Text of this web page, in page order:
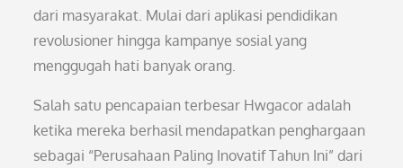
dari masyarakat. Mulai dari aplikasi pendidikan
revolusioner hingga kampanye sosial yang
menggugah hati banyak orang.
Salah satu pencapaian terbesar Hwgacor adalah
ketika mereka berhasil mendapatkan penghargaan
sebagai “Perusahaan Paling Inovatif Tahun Ini” dari